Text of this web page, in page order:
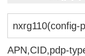
nxrg110(config-
APN,CID,pdp-